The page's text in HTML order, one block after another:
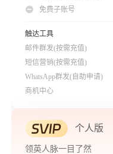
免费子账号
触达工具
邮件群发(按需充值)
短信营销(按需充值)
WhatsApp群发(自助申请)
商机中心
个人版
领英人脉一目了然